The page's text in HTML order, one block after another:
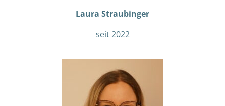
Laura Straubinger
seit 2022